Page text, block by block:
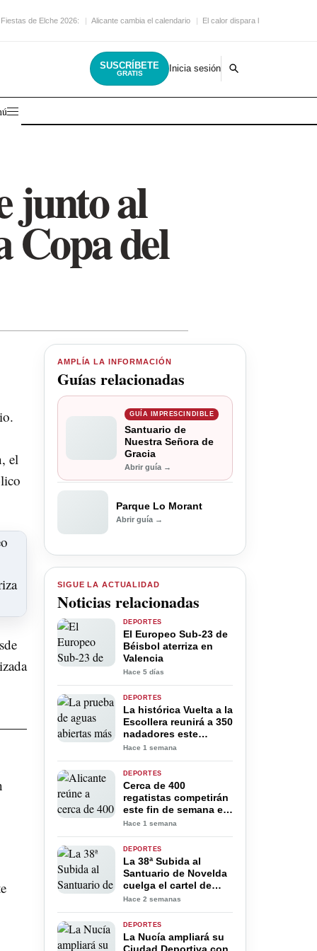
Fiestas de Elche 2026: Alicante cambia el calendario El calor dispara la
SUSCRÍBETE
GRATIS Inicia sesión
junto al
Copa del
el
AMPLÍA LA INFORMACIÓN
Guías relacionadas
GUÍA IMPRESCINDIBLE
Santuario de
Nuestra Señora de
Gracia
Abrir guía →
Parque Lo Morant
Abrir guía →
SIGUE LA ACTUALIDAD
Noticias relacionadas
DEPORTES
El Europeo Sub-23 de
Béisbol aterriza en
Valencia
Hace 5 días
DEPORTES
La histórica Vuelta a la
Escollera reunirá a 350
nadadores este
domingo en Alicante
Hace 1 semana
DEPORTES
Cerca de 400
regatistas competirán
este fin de semana en
el TabarcaVela –
Alicante
Hace 1 semana
DEPORTES
La 38ª Subida al
Santuario de Novelda
cuelga el cartel de
completo mientras
su espectacular racha
de triunfos
Hace 2 semanas
DEPORTES
La Nucía ampliará su